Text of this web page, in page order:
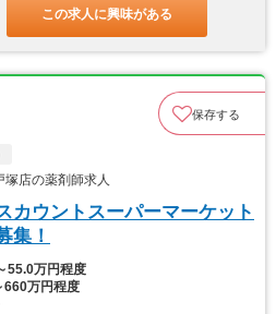
この求人に興味がある
保存する
店の薬剤師求人
カウントスーパーマーケット
集！
55.0万円程度
660万円程度